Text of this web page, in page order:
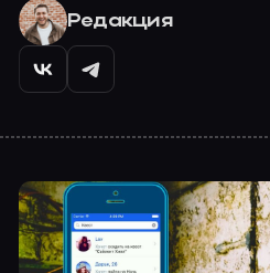
Редакция